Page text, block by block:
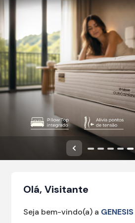
Anterior
Olá, Visitante
Seja bem-vindo(a) a